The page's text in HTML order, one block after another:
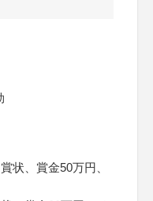
状、賞金50万円、